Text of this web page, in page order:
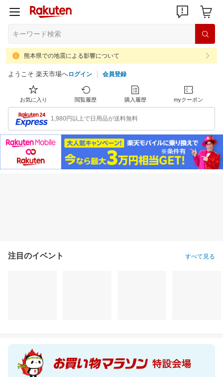
熊本県での地震による影響について
ようこそ 楽天市場へログイン 会員登録
お気に入り 閲覧履歴 購入履歴 myクーポン
1,980円以上で日用品が送料無料
注目のイベント すべて見る